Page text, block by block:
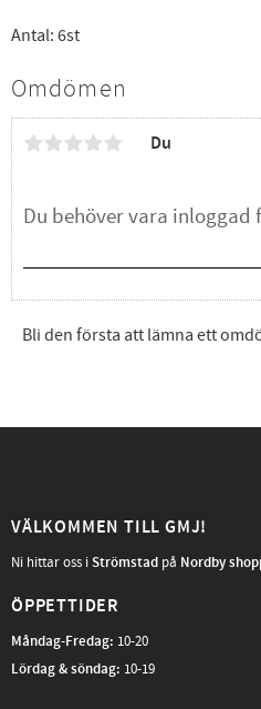
Antal: 6st
Omdömen
Du
Bli den första att lämna ett
VÄLKOMMEN TILL GMJ!
Ni hittar oss iStrömstad på Nordby
ÖPPETTIDER
Måndag-Fredag: 10-20
Lördag & söndag: 10-19